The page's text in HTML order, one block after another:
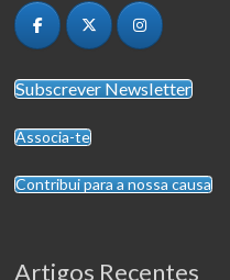
Subscrever Newsletter
Associa-te
Contribui para a nossa causa
Artigos Recentes